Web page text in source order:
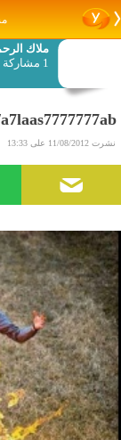
ملاك
1 مشاركة
نشرت 11/08/2012 على 13:33